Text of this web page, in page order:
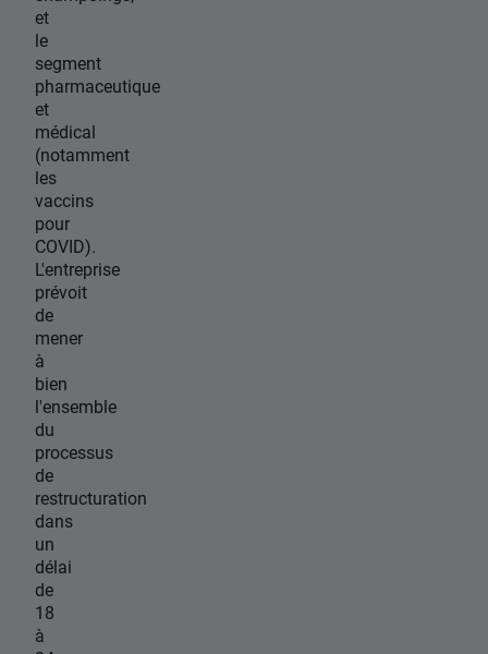
et
le
segment
pharmaceutique
et
médical
(notamment
les
vaccins
pour
COVID).
L'entreprise
prévoit
de
mener
à
bien
l'ensemble
du
processus
de
restructuration
dans
un
délai
de
18
à